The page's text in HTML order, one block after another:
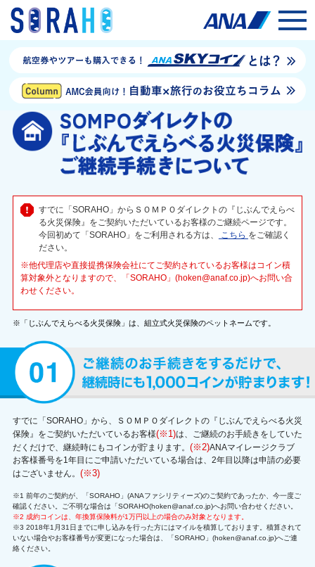
すでに「SORAHO」からＳＯＭＰＯダイレクトの『じぶんでえらべ
る火災保険』をご契約いただいているお客様のご継続ページです。
今回初めて「SORAHO」をご利用される方は、
こちら をご確認く
ださい。
※他代理店や直接提携保険会社にてご契約されているお客様はコイン積
算対象外となりますので、「SORAHO」(hoken@anaf.co.jp)へお問い合
わせください。
※「じぶんでえらべる火災保険」は、組立式火災保険のペットネームです。
すでに「SORAHO」から、ＳＯＭＰＯダイレクトの『じぶんでえらべる火災
保険』をご契約いただいているお客様(※1)は、ご継続のお手続きをしていた
だくだけで、継続時にもコインが貯まります。 (※2)ANAマイレージクラブ
お客様番号を1年目にご申請いただいている場合は、2年目以降は申請の必要
はございません。 (※3)
※1 前年のご契約が、「SORAHO」(ANAファシリティーズ)のご契約であったか、今一度ご
確認ください。ご不明な場合は「SORAHO(hoken@anaf.co.jp)へお問い合わせください。
※2 成約コインは、年換算保険料が1万円以上の場合のみ対象となります。
※3 2018年1月31日までに申し込みを行った方にはマイルを積算しております。積算されて
いない場合やお客様番号が変更になった場合は、「SORAHO」(hoken@anaf.co.jp)へご連
絡ください。